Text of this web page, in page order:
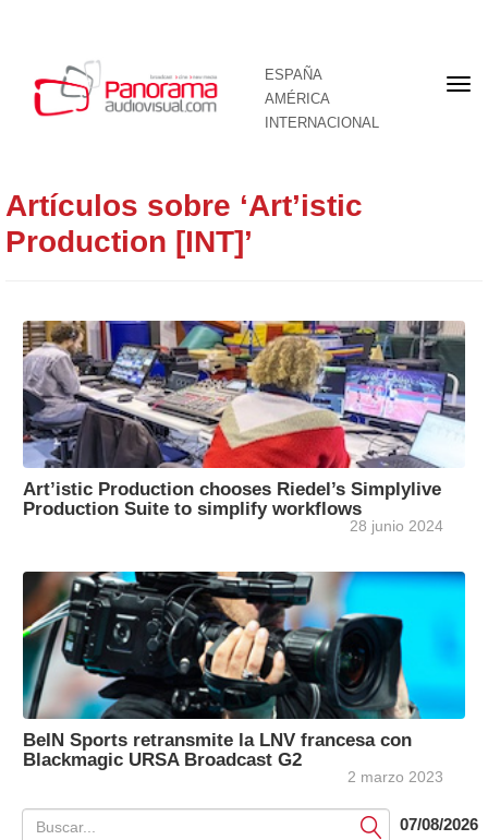
ESPAÑA
AMÉRICA
INTERNACIONAL
Artículos sobre ‘Art’istic
Production [INT]’
Art’istic Production chooses Riedel’s Simplylive
Production Suite to simplify workflows
28 junio 2024
BeIN Sports retransmite la LNV francesa con
Blackmagic URSA Broadcast G2
2 marzo 2023
Submit07/08/2026